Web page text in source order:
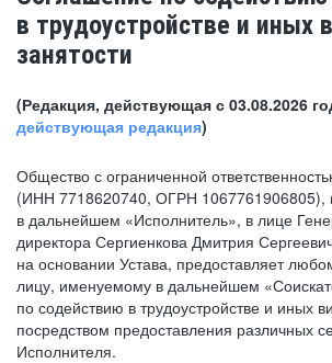
в трудоустройстве и иных
занятости
(Редакция, действующая с 03.08.2026
действующая редакция)
Общество с ограниченной
(ИНН 7718620740, ОГРН 1067761906805),
в дальнейшем «Исполнитель», в лице
директора Сергиенкова Дмитрия
на основании Устава, предоставляет
лицу, именуемому в дальнейшем
по содействию в трудоустройстве и иных
посредством предоставления различных
Исполнителя.